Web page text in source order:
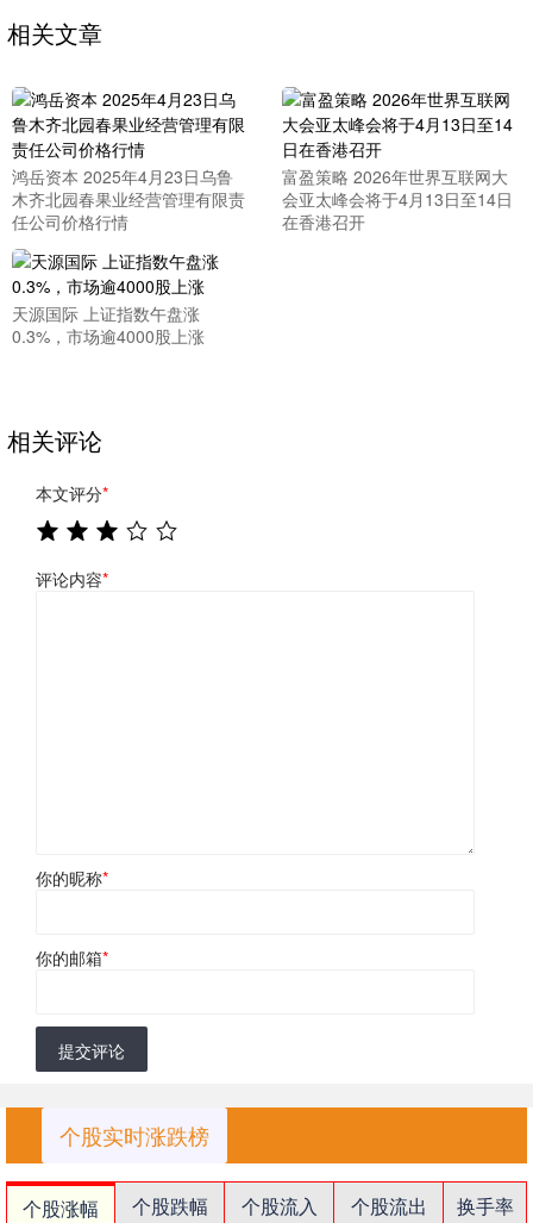
相关文章
鸿岳资本 2025年4月23日乌鲁
木齐北园春果业经营管理有限责
任公司价格行情
富盈策略 2026年世界互联网大
会亚太峰会将于4月13日至14日
在香港召开
天源国际 上证指数午盘涨
0.3%，市场逾4000股上涨
相关评论
本文评分*
评论内容*
你的昵称*
你的邮箱*
提交评论
个股实时涨跌榜
个股涨幅 个股跌幅 个股流入 个股流出
换手率